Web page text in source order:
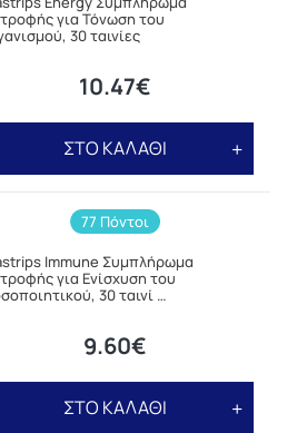
για Τόνωση του
30 ταινίες
10.47€
ΣΤΟ ΚΑΛΑΘΙ
77 Πόντοι
Immune Συμπλήρωμα
για Ενίσχυση του
30 ταινί …
9.60€
ΣΤΟ ΚΑΛΑΘΙ